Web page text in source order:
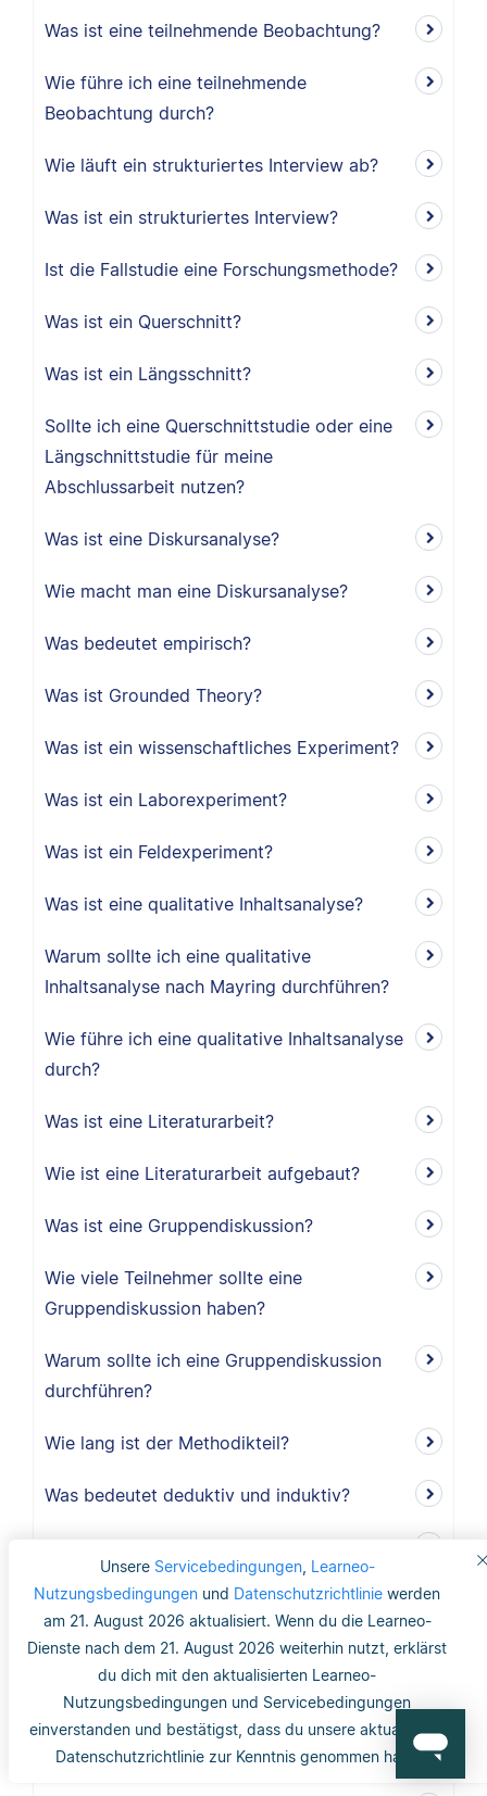
Unsere Servicebedingungen, Learneo-
Nutzungsbedingungen und Datenschutzrichtlinie werden
am 21. August 2026 aktualisiert. Wenn du die Learneo-
Dienste nach dem 21. August 2026 weiterhin nutzt, erklärst
du dich mit den aktualisierten Learneo-
Nutzungsbedingungen und Servicebedingungen
einverstanden und bestätigst, dass du unsere aktualisierte
Datenschutzrichtlinie zur Kenntnis genommen hast.
Was ist eine teilnehmende Beobachtung?
Wie führe ich eine teilnehmende
Beobachtung durch?
Wie läuft ein strukturiertes Interview ab?
Was ist ein strukturiertes Interview?
Ist die Fallstudie eine Forschungsmethode?
Was ist ein Querschnitt?
Was ist ein Längsschnitt?
Sollte ich eine Querschnittstudie oder eine
Längschnittstudie für meine
Abschlussarbeit nutzen?
Was ist eine Diskursanalyse?
Wie macht man eine Diskursanalyse?
Was bedeutet empirisch?
Was ist Grounded Theory?
Was ist ein wissenschaftliches Experiment?
Was ist ein Laborexperiment?
Was ist ein Feldexperiment?
Was ist eine qualitative Inhaltsanalyse?
Warum sollte ich eine qualitative
Inhaltsanalyse nach Mayring durchführen?
Wie führe ich eine qualitative Inhaltsanalyse
durch?
Was ist eine Literaturarbeit?
Wie ist eine Literaturarbeit aufgebaut?
Was ist eine Gruppendiskussion?
Wie viele Teilnehmer sollte eine
Gruppendiskussion haben?
Warum sollte ich eine Gruppendiskussion
durchführen?
Wie lang ist der Methodikteil?
Was bedeutet deduktiv und induktiv?
Was bedeutet deduktiv?
Was ist Validität?
Was ist interne Validität?
Was versteht man unter Validität?